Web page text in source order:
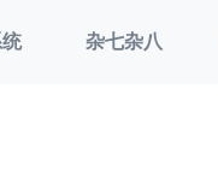
杂七杂八